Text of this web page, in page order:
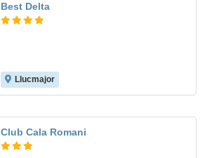
Best Delta
Llucmajor
Club Cala Romani